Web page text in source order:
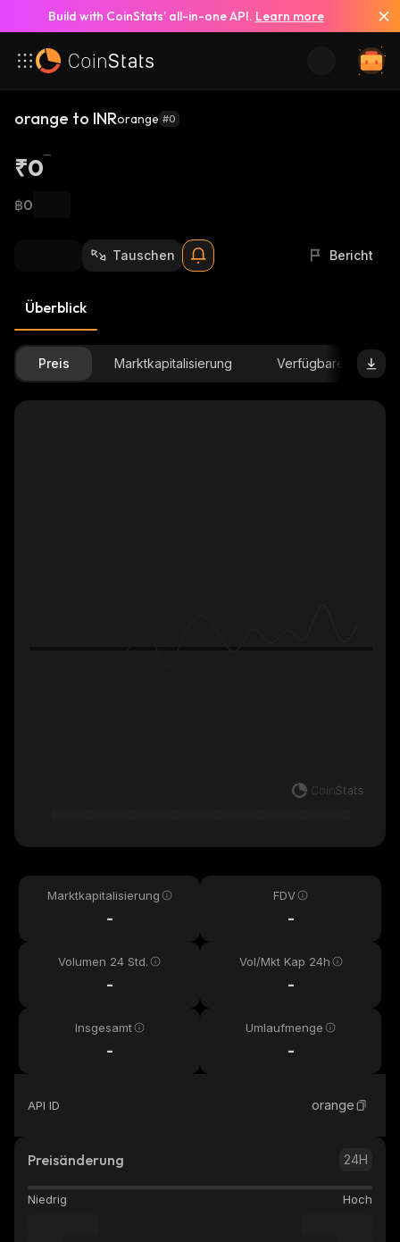
Build with CoinStats’ all-in-one API. Learn more
orange to INRorange #0
₹0
฿0
Tauschen Bericht
Überblick
Preis Marktkapitalisierung Verfügbare Menge
Marktkapitalisierung
-
FDV
-
Volumen 24 Std.
-
Vol/Mkt Kap 24h
-
Insgesamt
-
Umlaufmenge
-
API ID orange
Preisänderung 24H
Niedrig Hoch